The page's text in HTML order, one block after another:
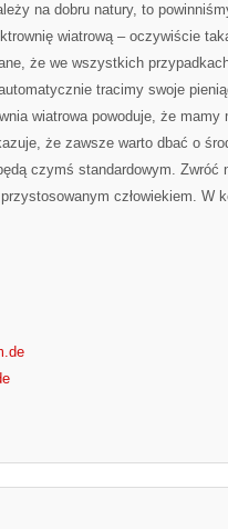
na dobru natury, to
wiatrową – oczywiście
że we wszystkich
tracimy swoje
wiatrowa powoduje, że mamy
że zawsze warto dbać o
czymś standardowym.
człowiekiem. W